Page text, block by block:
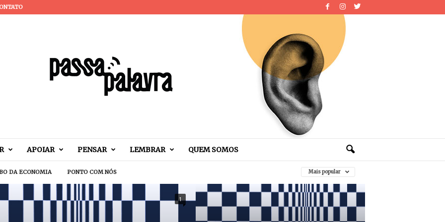
APOIAR PENSAR LEMBRAR QUEM SOMOS
DA ECONOMIA PONTO COM NÓS Mais popular
1